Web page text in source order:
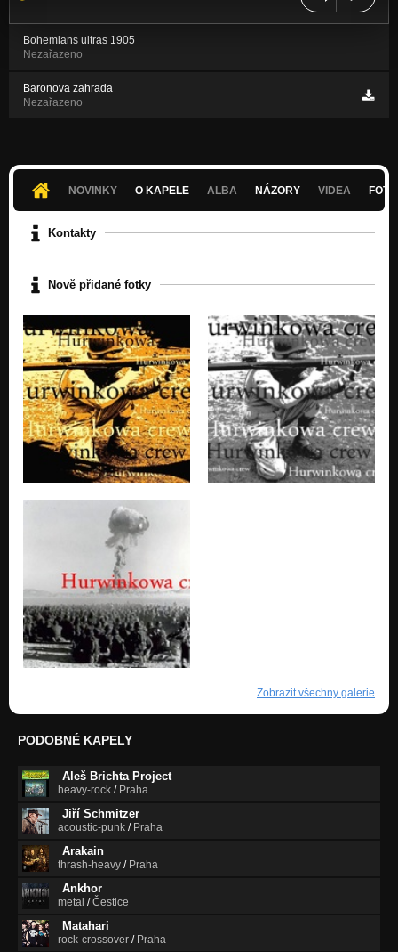
Bohemians ultras 1905
Nezařazeno
Baronova zahrada
Nezařazeno
NOVINKY O KAPELE ALBA NÁZORY VIDEA
Kontakty
Nově přidané fotky
Zobrazit všechny galerie
PODOBNÉ KAPELY
Aleš Brichta Project
heavy-rock / Praha
Jiří Schmitzer
acoustic-punk / Praha
Arakain
thrash-heavy / Praha
Ankhor
metal /Čestice
Matahari
rock-crossover / Praha